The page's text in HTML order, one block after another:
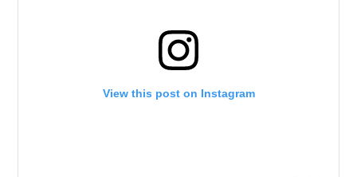
View this post on Instagram